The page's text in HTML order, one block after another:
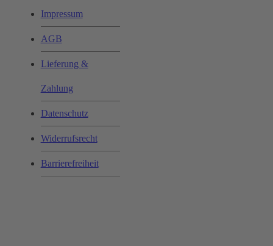
Impressum
AGB
Lieferung &
Zahlung
Datenschutz
Widerrufsrecht
Barrierefreiheit